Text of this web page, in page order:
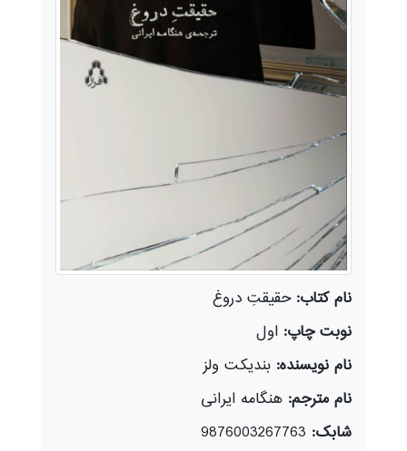
نام کتاب:حقیقتِ دروغ
نوبت چاپ: اول
نام نویسنده: بندیکت ولز
نام مترجم: هنگامه ایرانی
شابک: 9876003267763